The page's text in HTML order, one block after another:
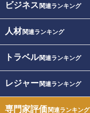
ビジネス 関連ランキング
人材関連ランキング
トラベル関連ランキング
レジャー関連ランキング
専門家評価関連ランキング